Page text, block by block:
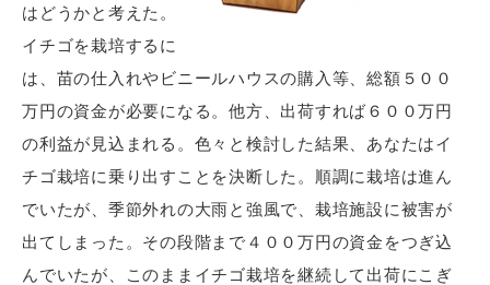
はどうかと考えた。
イチゴを栽培するに
は、苗の仕入れやビニールハウスの購入等、総額５００
万円の資金が必要になる。他方、出荷すれば６００万円
の利益が見込まれる。色々と検討した結果、あなたはイ
チゴ栽培に乗り出すことを決断した。順調に栽培は進ん
でいたが、季節外れの大雨と強風で、栽培施設に被害が
出てしまった。その段階まで４００万円の資金をつぎ込
んでいたが、このままイチゴ栽培を継続して出荷にこぎ